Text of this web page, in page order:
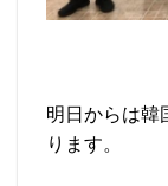
明日からは韓
ります。